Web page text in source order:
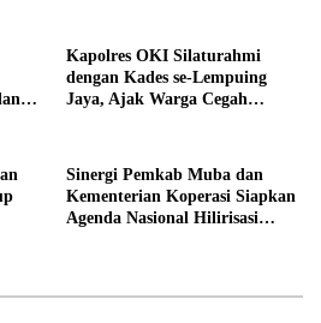
Kapolres OKI Silaturahmi
dengan Kades se-Lempuing
Jaya, Ajak Warga Cegah
Sinergi Pemkab Muba dan
Kementerian Koperasi Siapkan
Agenda Nasional Hilirisasi